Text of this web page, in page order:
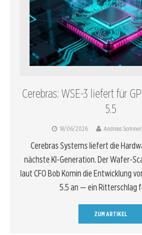
Cerebras: WSE-3 liefert für
5.5
18/06/2026 Andreas Sommer
Cerebras Systems liefert die
nächste KI-Generation. Der Wafer-
laut CFO Bob Komin die Entwicklung
5.5 an — ein Ritterschlag
ZUM ARTIKEL